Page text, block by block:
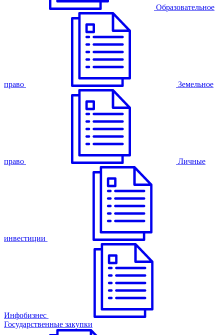
Образовательное
право Земельное
право Личные
инвестиции
Инфобизнес
Государственные закупки